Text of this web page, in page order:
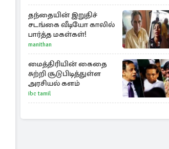
தந்தையின் இறுதிச்
சடங்கை வீடியோ காலில்
பார்த்த மகள்கள்!
manithan
மைத்திரியின் கைதை
சுற்றி சூடுபிடித்துள்ள
அரசியல் களம்
ibc tamil